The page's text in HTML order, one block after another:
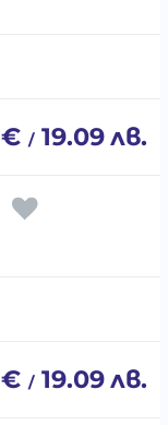
€ / 19.09лв.
€ / 19.09лв.